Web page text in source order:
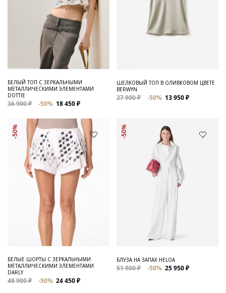
БЕЛЫЙ ТОП С ЗЕРКАЛЬНЫМИ
МЕТАЛЛИЧЕСКИМИ ЭЛЕМЕНТАМИ
DOTTIE
36 900 ₽ -50% 18 450 ₽
ШЕЛКОВЫЙ ТОП В ОЛИВКОВОМ ЦВЕТЕ
BERWYN
27 900 ₽ -50% 13 950 ₽
-50%
БЕЛЫЕ ШОРТЫ С ЗЕРКАЛЬНЫМИ
МЕТАЛЛИЧЕСКИМИ ЭЛЕМЕНТАМИ
DARLY
48 900 ₽ -50% 24 450 ₽
-50%
БЛУЗА НА ЗАПАХ HELOA
51 900 ₽ -50% 25 950 ₽